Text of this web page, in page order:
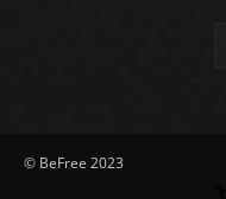
© BeFree 2023